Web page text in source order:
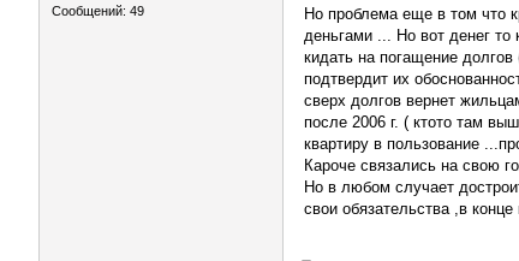
Сообщений: 49
Но проблема еще в том что
деньгами ... Но вот денег
кидать на погащение
подтвердит их
сверх долгов вернет
после 2006 г. ( ктото там
квартиру в пользование
Кароче связались на свою
Но в любом случает
свои обязательства ,в